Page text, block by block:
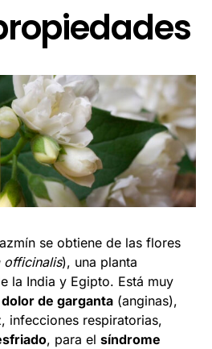
se obtiene de las flores
officinalis), una planta
la India y Egipto. Está muy
dolor de garganta (anginas),
infecciones respiratorias,
, para el síndrome